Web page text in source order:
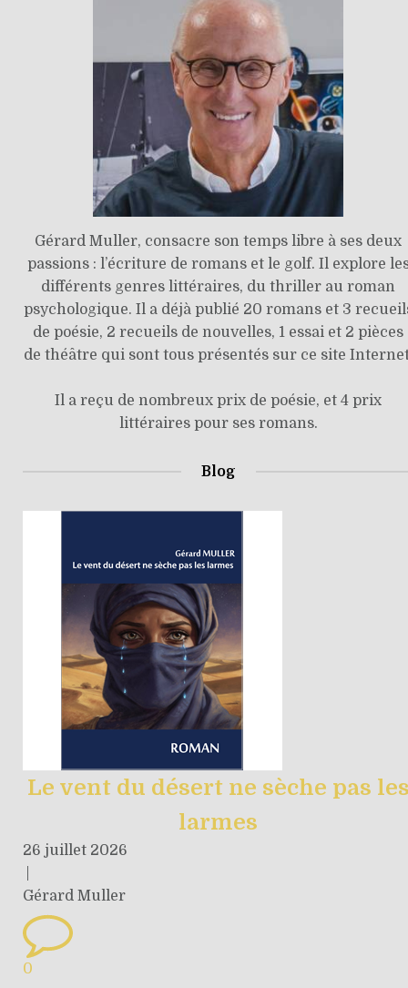
Gérard Muller, consacre son temps libre à ses deux
passions : l’écriture de romans et le golf. Il explore
différents genres littéraires, du thriller au roman
psychologique. Il a déjà publié 20 romans et 3
de poésie, 2 recueils de nouvelles, 1 essai et 2 pièces
de théâtre qui sont tous présentés sur ce site
Il a reçu de nombreux prix de poésie, et 4 prix
littéraires pour ses romans.
Blog
Le vent du désert ne sèche pas
larmes
26 juillet 2026
Gérard Muller
0